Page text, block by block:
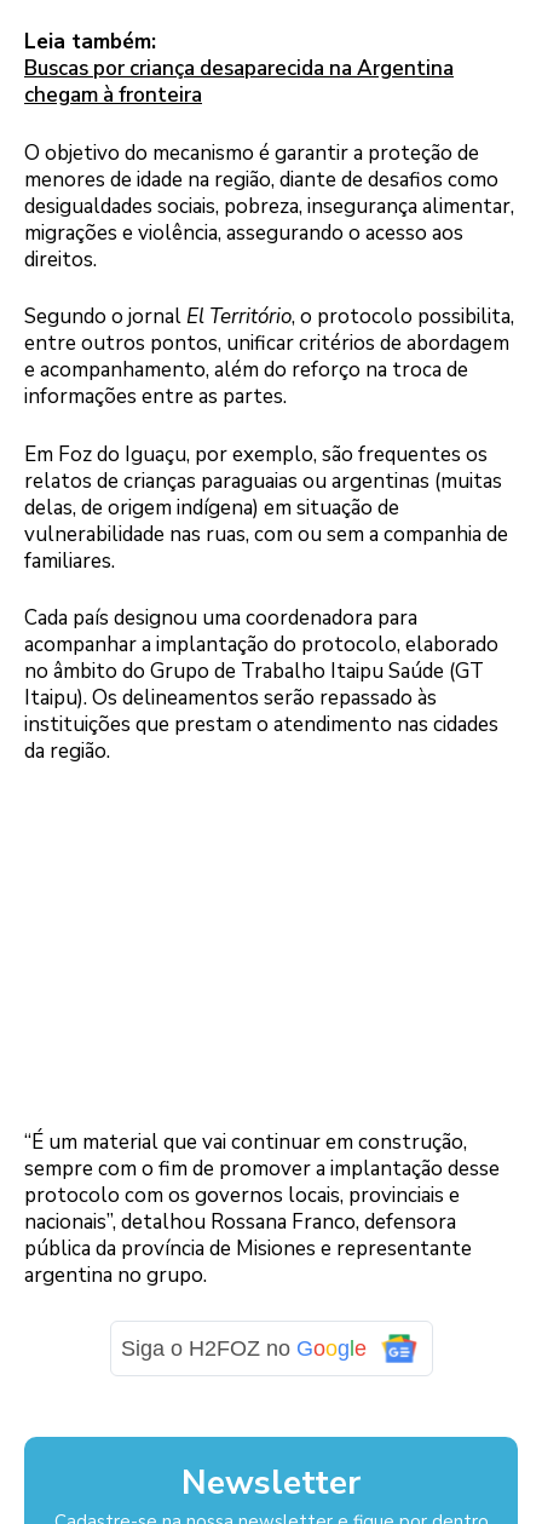
Leia também:
Buscas por criança desaparecida na Argentina
chegam à fronteira
O objetivo do mecanismo é garantir a proteção de
menores de idade na região, diante de desafios como
desigualdades sociais, pobreza, insegurança alimentar,
migrações e violência, assegurando o acesso aos
direitos.
Segundo o jornalEl Território, o protocolo possibilita,
entre outros pontos, unificar critérios de abordagem
e acompanhamento, além do reforço na troca de
informações entre as partes.
Em Foz do Iguaçu, por exemplo, são frequentes os
relatos de crianças paraguaias ou argentinas (muitas
delas, de origem indígena) em situação de
vulnerabilidade nas ruas, com ou sem a companhia de
familiares.
Cada país designou uma coordenadora para
acompanhar a implantação do protocolo, elaborado
no âmbito do Grupo de Trabalho Itaipu Saúde (GT
Itaipu). Os delineamentos serão repassado às
instituições que prestam o atendimento nas cidades
da região.
“É um material que vai continuar em construção,
sempre com o fim de promover a implantação desse
protocolo com os governos locais, provinciais e
nacionais”, detalhou Rossana Franco, defensora
pública da província de Misiones e representante
argentina no grupo.
Siga o H2FOZ no Google
Newsletter